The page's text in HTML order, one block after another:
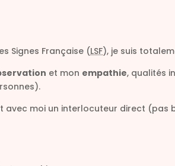
Signes Française (LSF), je suis
et mon empathie, qualités
moi un interlocuteur direct (pas